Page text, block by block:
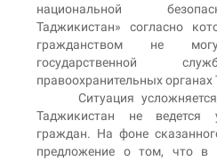
национальной
Таджикистан» согласно
гражданством не
государственной
правоохранительных
Ситуация
Таджикистан не ведется
граждан. На фоне
предложение о том, что в